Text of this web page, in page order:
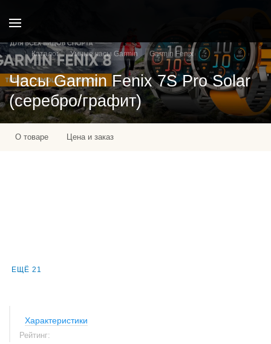
Каталог Умные часы Garmin Garmin Fenix
Часы Garmin Fenix 7S Pro Solar
(серебро/графит)
О товаре Цена и заказ
ЕЩЁ 21
Характеристики
Рейтинг: